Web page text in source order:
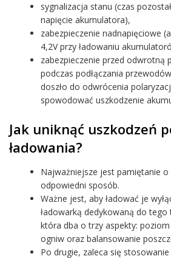
sygnalizacja stanu (czas
napięcie akumulatora),
zabezpieczenie nadnapięciowe
4,2V przy ładowaniu
zabezpieczenie przed odwrotną
podczas podłączania
doszło do odwrócenia
spowodować uszkodzenie
Jak uniknąć uszkodzeń
ładowania?
Najważniejsze jest pamiętanie o
odpowiedni sposób.
Ważne jest, aby ładować je
ładowarką dedykowaną do
która dba o trzy aspekty:
ogniw oraz balansowanie
Po drugie, zaleca się